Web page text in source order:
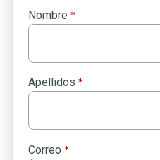
Nombre *
Apellidos *
Correo *